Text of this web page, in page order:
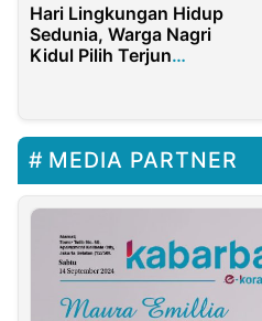
Hari Lingkungan Hidup
Sedunia, Warga Nagri
Kidul Pilih Terjun
MEDIA PARTNER